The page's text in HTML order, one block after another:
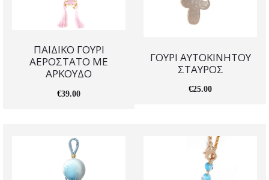
ΠΑΙΔΙΚΟ ΓΟΥΡΙ
ΑΕΡΟΣΤΑΤΟ ΜΕ
ΑΡΚΟΥΔΟ
€39.00
ΓΟΥΡΙ ΑΥΤΟΚΙΝΗΤΟΥ
ΣΤΑΥΡΟΣ
€25.00